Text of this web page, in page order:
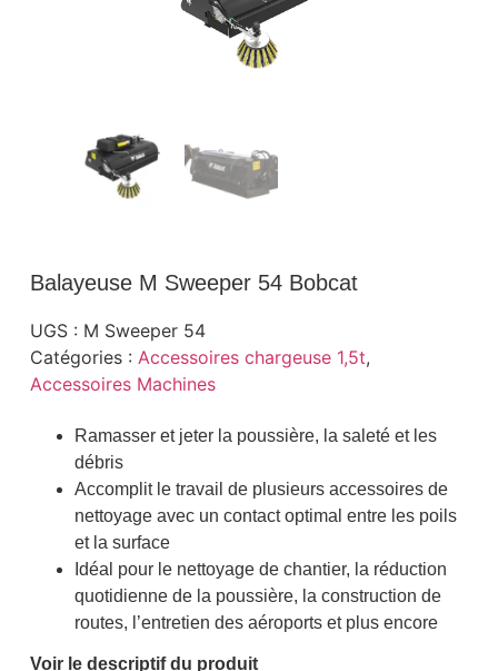
Balayeuse M Sweeper 54 Bobcat
UGS : M Sweeper 54
Catégories : Accessoires chargeuse 1,5t,
Accessoires Machines
Ramasser et jeter la poussière, la saleté et les
débris
Accomplit le travail de plusieurs accessoires de
nettoyage avec un contact optimal entre les poils
et la surface
Idéal pour le nettoyage de chantier, la réduction
quotidienne de la poussière, la construction de
routes, l’entretien des aéroports et plus encore
Voir le descriptif du produit